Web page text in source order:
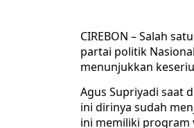
CIREBON – Salah
partai politik
menunjukkan
Agus Supriyadi saat
ini dirinya sudah
ini memiliki program